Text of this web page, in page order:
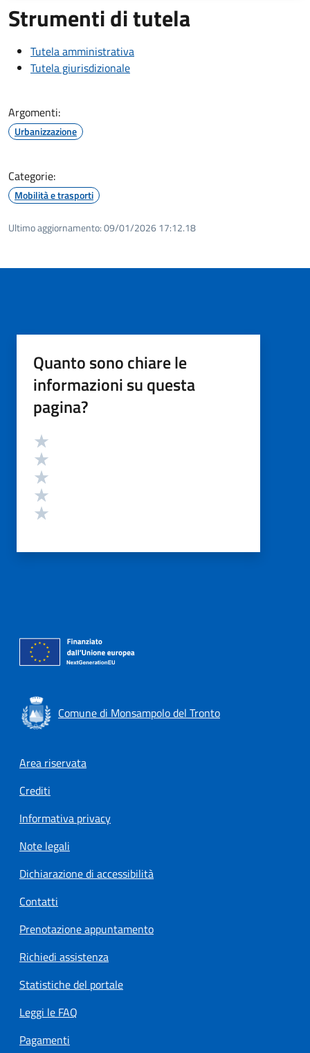
Strumenti di tutela
Tutela amministrativa
Tutela giurisdizionale
Argomenti:
Urbanizzazione
Categorie:
Mobilità e trasporti
Ultimo aggiornamento:09/01/2026 17:12.18
Quanto sono chiare le
informazioni su questa
pagina?
Valutazione
Comune di Monsampolo del Tronto
Footer menu
Area riservata
Crediti
Informativa privacy
Note legali
Dichiarazione di accessibilità
Contatti
Prenotazione appuntamento
Richiedi assistenza
Statistiche del portale
Leggi le FAQ
Pagamenti